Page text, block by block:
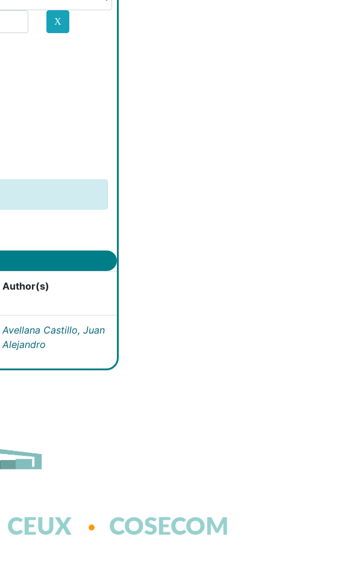
Author(s)
Avellana Castillo, Juan
Alejandro
CEUX COSECOM